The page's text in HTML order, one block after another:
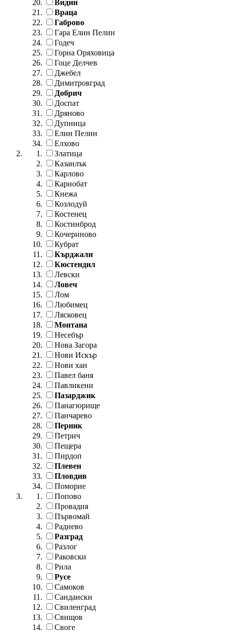
Видин
Враца
Габрово
Гара Елин Пелин
Годеч
Горна Оряховица
Гоце Делчев
Джебел
Димитровград
Добрич
Доспат
Дряново
Дупница
Елин Пелин
Елхово
Златица
Казанлък
Карлово
Карнобат
Кнежа
Козлодуй
Костенец
Костинброд
Кочериново
Кубрат
Кърджали
Кюстендил
Левски
Ловеч
Лом
Любимец
Лясковец
Монтана
Несебър
Нова Загора
Нови Искър
Нови хан
Павел баня
Павликени
Пазарджик
Панагюрище
Панчарево
Перник
Петрич
Пещера
Пирдоп
Плевен
Пловдив
Поморие
Попово
Провадия
Първомай
Раднево
Разград
Разлог
Раковски
Рила
Русе
Самоков
Сандански
Свиленград
Свищов
Своге